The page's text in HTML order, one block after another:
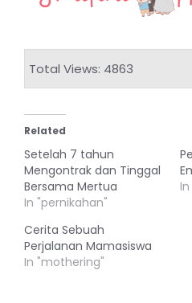
Total Views: 4863
Related
Setelah 7 tahun
Mengontrak dan Tinggal
Bersama Mertua
In "pernikahan"
Cerita Sebuah
Perjalanan Mamasiswa
In "mothering"